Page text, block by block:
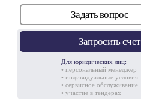
Задать вопрос
Запросить счет
Для юридических лиц:
• персональный менеджер
• индивидуальные условия
• сервисное обслуживание
• участие в тендерах